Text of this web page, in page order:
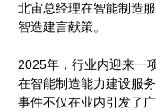
北宙总经理在智能制造
智造建言献策。
2025年，行业内迎来一
在智能制造能力建设服
事件不仅在业内引发了